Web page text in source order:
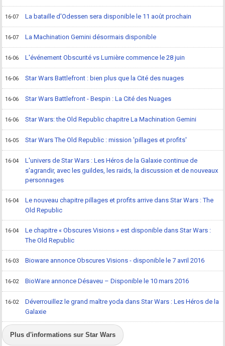
16-07 La bataille d'Odessen sera disponible le 11 août prochain
16-07 La Machination Gemini désormais disponible
16-06 L'événement Obscurité vs Lumière commence le 28 juin
16-06 Star Wars Battlefront : bien plus que la Cité des nuages
16-06 Star Wars Battlefront - Bespin : La Cité des Nuages
16-06 Star Wars: the Old Republic chapitre La Machination Gemini
16-05 Star Wars The Old Republic : mission 'pillages et profits'
16-04
L'univers de Star Wars : Les Héros de la Galaxie continue de
s'agrandir, avec les guildes, les raids, la discussion et de nouveaux
personnages
16-04
Le nouveau chapitre pillages et profits arrive dans Star Wars : The
Old Republic
16-04
Le chapitre « Obscures Visions » est disponible dans Star Wars :
The Old Republic
16-03 Bioware annonce Obscures Visions - disponible le 7 avril 2016
16-02 BioWare annonce Désaveu – Disponible le 10 mars 2016
16-02
Déverrouillez le grand maître yoda dans Star Wars : Les Héros de la
Galaxie
Plus d'informations sur Star Wars